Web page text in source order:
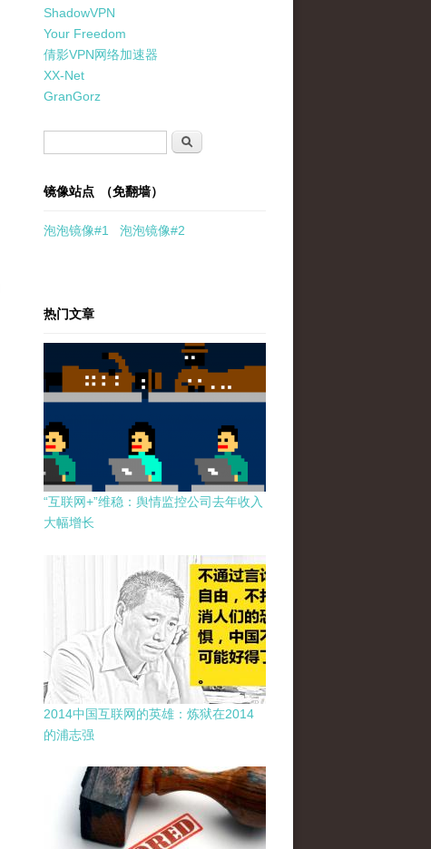
ShadowVPN
Your Freedom
倩影VPN网络加速器
XX-Net
GranGorz
搜索
镜像站点 （免翻墙）
泡泡镜像#1 泡泡镜像#2
热门文章
“互联网+”维稳：舆情监控公司去年收入
大幅增长
2014中国互联网的英雄：炼狱在2014
的浦志强